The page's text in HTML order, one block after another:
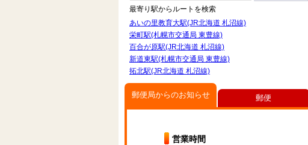
最寄り駅からルートを検索
あいの里教育大駅(JR北海道 札沼線)
栄町駅(札幌市交通局 東豊線)
百合が原駅(JR北海道 札沼線)
新道東駅(札幌市交通局 東豊線)
拓北駅(JR北海道 札沼線)
郵便局からのお知らせ
営業時間
郵便